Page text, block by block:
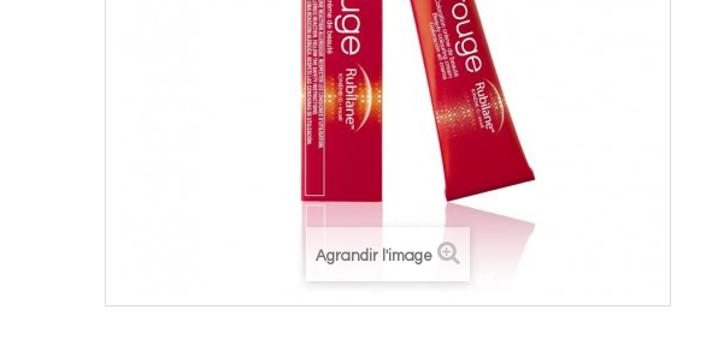
Agrandir l'image